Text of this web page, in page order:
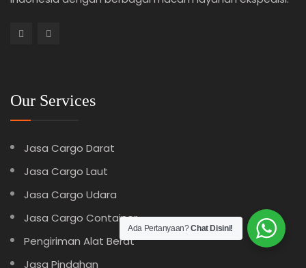
Our Services
Jasa Cargo Darat
Jasa Cargo Laut
Jasa Cargo Udara
Jasa Cargo Container
Pengiriman Alat Berat
Jasa Pindahan
Ada Pertanyaan?Chat Disini!